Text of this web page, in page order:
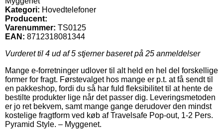
Kategori: Hovedtelefoner
Producent:
Varenummer: TS0125
EAN: 8712318081344
Vurderet til 4 ud af 5 stjerner baseret på 25 anmeldelser
Mange e-forretninger udlover til alt held en hel del forskellige
former for fragt. Førstevalget hos mange er p.t. at få sendt til
en pakkeshop, fordi du så har fuld fleksibilitet til at hente de
bestilte produkter lige når det passer dig. Leveringsmetoden
er jo ret bekvem, samt mange gange derudover den mindst
kostelige fragtform ved køb af Travelsafe Pop-out, 1-2 Pers.
Pyramid Style. – Myggenet.